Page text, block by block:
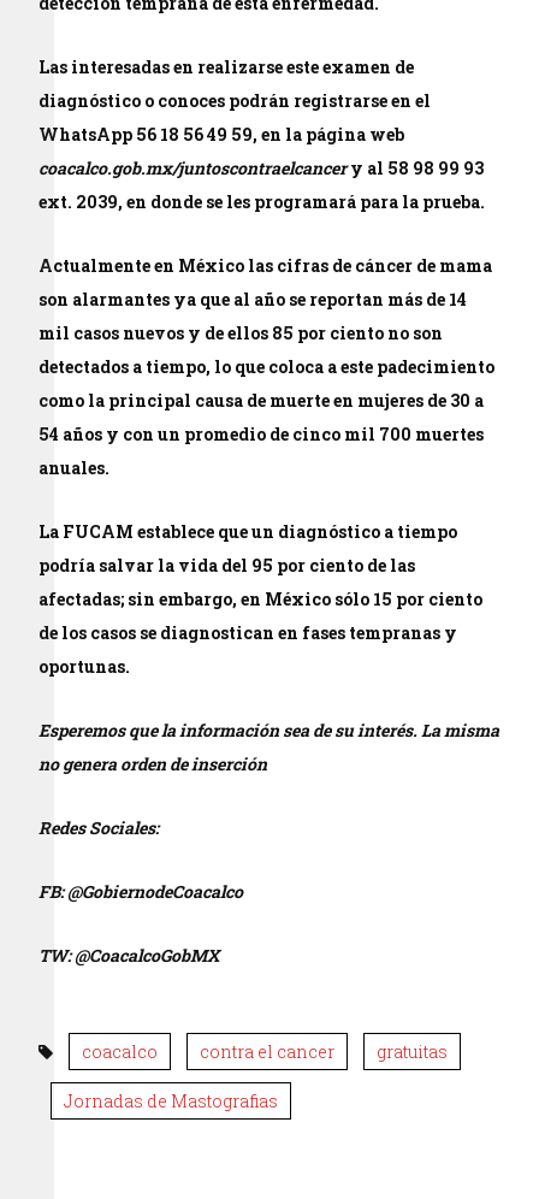
Las interesadas en realizarse este examen de
diagnóstico o conoces podrán registrarse en el
WhatsApp 56 18 56 49 59, en la página web
coacalco.gob.mx/juntoscontraelcancery al 58 98 99 93
ext. 2039, en donde se les programará para la prueba.
Actualmente en México las cifras de cáncer de mama
son alarmantes ya que al año se reportan más de 14
mil casos nuevos y de ellos 85 por ciento no son
detectados a tiempo, lo que coloca a este padecimiento
como la principal causa de muerte en mujeres de 30 a
54 años y con un promedio de cinco mil 700 muertes
anuales.
La FUCAM establece que un diagnóstico a tiempo
podría salvar la vida del 95 por ciento de las
afectadas; sin embargo, en México sólo 15 por ciento
de los casos se diagnostican en fases tempranas y
oportunas.
Esperemos que la información sea de su interés. La misma
no genera orden de inserción
Redes Sociales:
FB: @GobiernodeCoacalco
TW: @CoacalcoGobMX
coacalco contra el cancer gratuitas
Jornadas de Mastografias